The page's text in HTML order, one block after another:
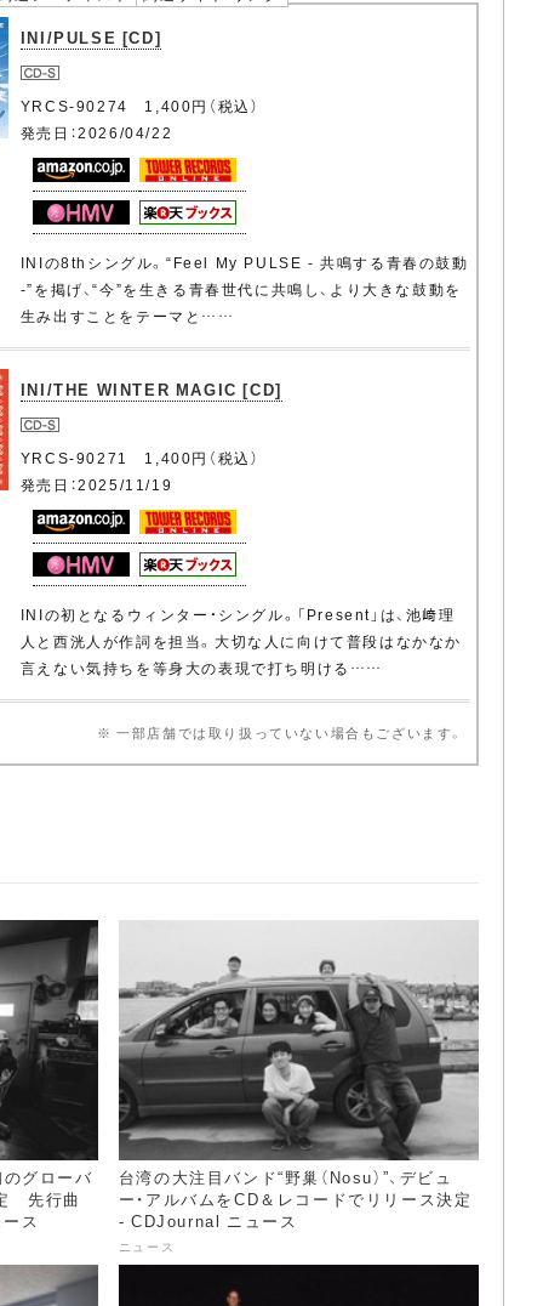
INI/PULSE [CD]
YRCS-90274 1,400円（税込）
発売日：2026/04/22
INIの8thシングル。“Feel My PULSE - 共鳴する青春の鼓動
-”を掲げ、“今”を生きる青春世代に共鳴し、より大きな鼓動を
生み出すことをテーマと……
INI/THE WINTER MAGIC [CD]
YRCS-90271 1,400円（税込）
発売日：2025/11/19
INIの初となるウィンター・シングル。「Present」は、池﨑理
人と西洸人が作詞を担当。大切な人に向けて普段はなかなか
言えない気持ちを等身大の表現で打ち明ける……
※ 一部店舗では取り扱っていない場合もございます。
グローバ
先行曲
ス
台湾の大注目バンド“野巢（Nosu）”、デビュ
ー・アルバムをCD＆レコードでリリース決定
- CDJournal ニュース
ニュース